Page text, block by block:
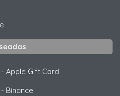
- Apple Gift Card
- Binance